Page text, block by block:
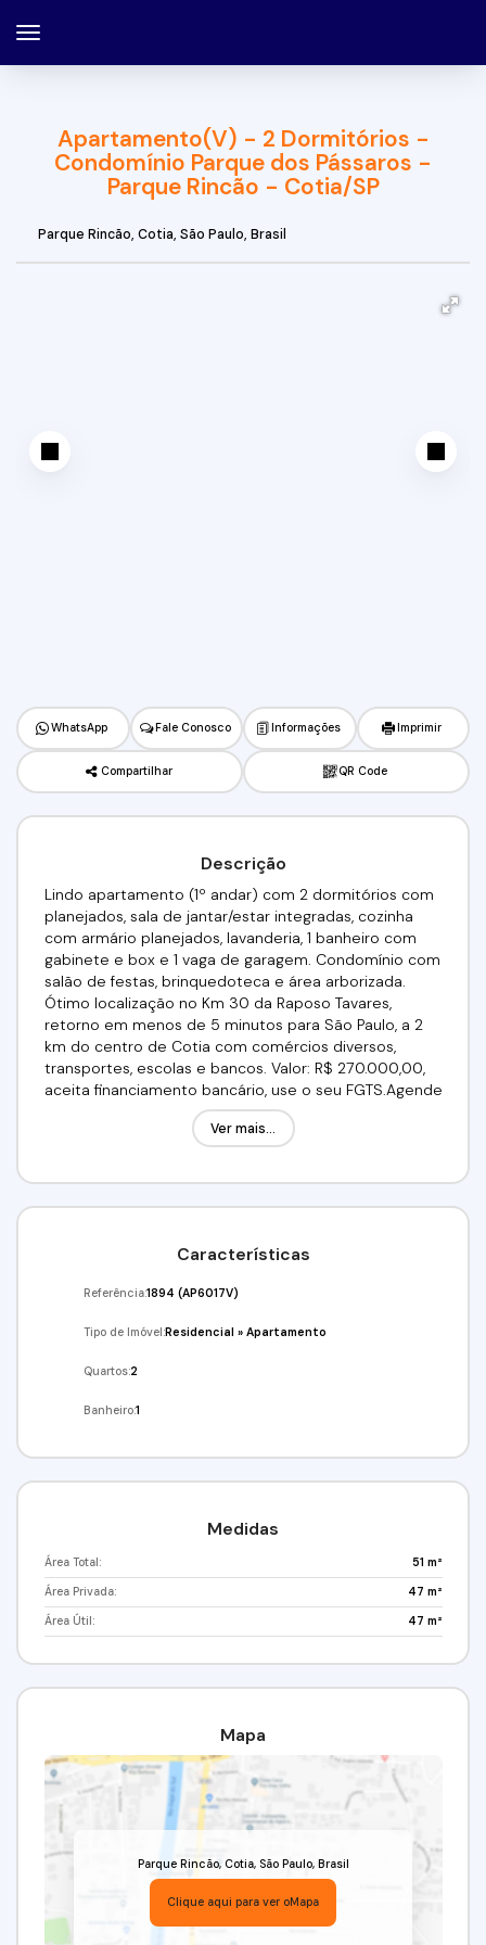
Apartamento(V) - 2 Dormitórios -
Condomínio Parque dos Pássaros -
Parque Rincão - Cotia/SP
Parque Rincão, Cotia, São Paulo, Brasil
WhatsApp Fale Conosco Informações Imprimir
Compartilhar QR Code
Descrição
Lindo apartamento (1º andar) com 2 dormitórios com
planejados, sala de jantar/estar integradas, cozinha
com armário planejados, lavanderia, 1 banheiro com
gabinete e box e 1 vaga de garagem. Condomínio com
salão de festas, brinquedoteca e área arborizada.
Ótimo localização no Km 30 da Raposo Tavares,
retorno em menos de 5 minutos para São Paulo, a 2
km do centro de Cotia com comércios diversos,
transportes, escolas e bancos. Valor: R$ 270.000,00,
aceita financiamento bancário, use o seu FGTS.Agende
já a sua visita!!!Venha conferir!!!Agende já a sua visita!!!
(11) 99267-6428 / (11) 98211-2565 / Imobiliária Alfa
Ver mais...
Características
Referência:1894 (AP6017V)
Tipo de Imóvel:Residencial »Apartamento
Quartos:2
Banheiro:1
Medidas
Área Total: 51 m²
Área Privada: 47 m²
Área Útil: 47 m²
Mapa
Parque Rincão, Cotia, São Paulo, Brasil
Clique aqui para ver oMapa